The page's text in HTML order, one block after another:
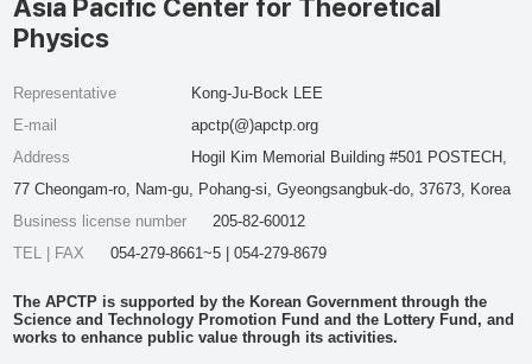
Asia Pacific Center for Theoretical
Physics
Representative
Kong-Ju-Bock LEE
E-mail
apctp(@)apctp.org
Address
Hogil Kim Memorial Building #501 POSTECH,
77 Cheongam-ro, Nam-gu, Pohang-si, Gyeongsangbuk-do, 37673, Korea
Business license number
205-82-60012
TEL | FAX
054-279-8661~5 | 054-279-8679
The APCTP is supported by the Korean Government through the
Science and Technology Promotion Fund and the Lottery Fund, and
works to enhance public value through its activities.